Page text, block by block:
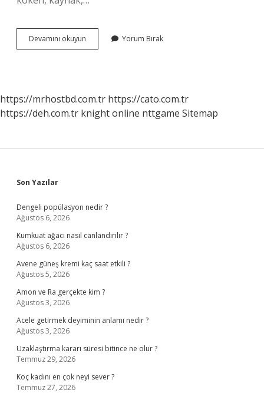
Devamını okuyun
Ülke
Yorum Bırak
https://mrhostbd.com.tr https://cato.com.tr
https://deh.com.tr knight online nttgame Sitemap
Sidebar
Son Yazılar
Dengeli popülasyon nedir ?
Ağustos 6, 2026
Kumkuat ağacı nasıl canlandırılır ?
Ağustos 6, 2026
Avene güneş kremi kaç saat etkili ?
Ağustos 5, 2026
Amon ve Ra gerçekte kim ?
Ağustos 3, 2026
Acele getirmek deyiminin anlamı nedir ?
Ağustos 3, 2026
Uzaklaştırma kararı süresi bitince ne olur ?
Temmuz 29, 2026
Koç kadını en çok neyi sever ?
Temmuz 27, 2026